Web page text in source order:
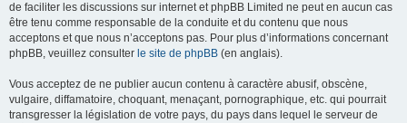
de faciliter les discussions sur internet et phpBB Limited ne peut en aucun cas
être tenu comme responsable de la conduite et du contenu que nous
acceptons et que nous n’acceptons pas. Pour plus d’informations concernant
phpBB, veuillez consulter le site de phpBB (en anglais).
Vous acceptez de ne publier aucun contenu à caractère abusif, obscène,
vulgaire, diffamatoire, choquant, menaçant, pornographique, etc. qui pourrait
transgresser la législation de votre pays, du pays dans lequel le serveur de